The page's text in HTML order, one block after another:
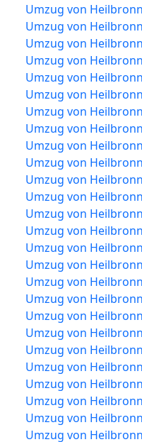
Umzug von
Umzug von
Umzug von
Umzug von
Umzug von
Umzug von
Umzug von
Umzug von
Umzug von
Umzug von
Umzug von
Umzug von
Umzug von
Umzug von
Umzug von
Umzug von
Umzug von
Umzug von
Umzug von
Umzug von
Umzug von
Umzug von
Umzug von
Umzug von
Umzug von
Umzug von